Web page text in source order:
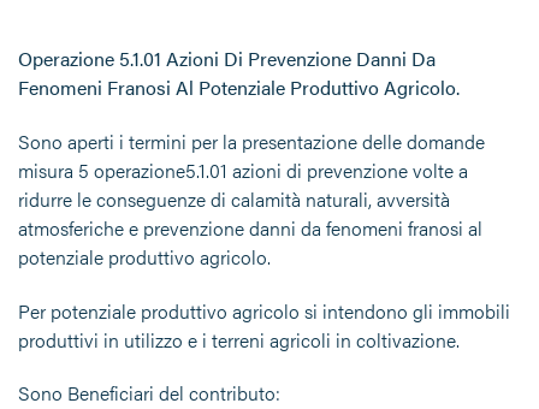
Operazione 5.1.01 Azioni Di Prevenzione Danni Da
Fenomeni Franosi Al Potenziale Produttivo Agricolo.
Sono aperti i termini per la presentazione delle domande
misura 5 operazione5.1.01 azioni di prevenzione volte a
ridurre le conseguenze di calamità naturali, avversità
atmosferiche e prevenzione danni da fenomeni franosi al
potenziale produttivo agricolo.
Per potenziale produttivo agricolo si intendono gli immobili
produttivi in utilizzo e i terreni agricoli in coltivazione.
Sono Beneficiari del contributo: